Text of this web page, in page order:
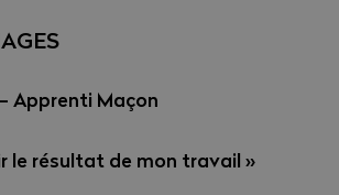
Apprenti Maçon
le résultat de mon travail »